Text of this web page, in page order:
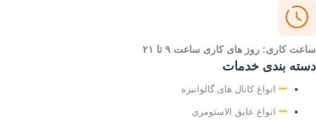
کاری: روز های کاری ساعت ۹ تا ۲۱
بندی خدمات
انواع کانال های گالوانیزه
انواع عایق الاستومری